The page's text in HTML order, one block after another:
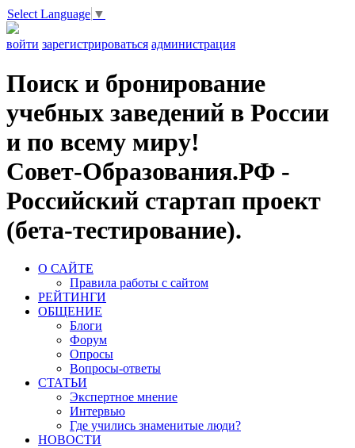
Select Language ▼
войти зарегистрироваться администрация
Поиск и бронирование
учебных заведений в России
и по всему миру!
Совет-Образования.РФ -
Российский стартап проект
(бета-тестирование).
О САЙТЕ
Правила работы с сайтом
РЕЙТИНГИ
ОБЩЕНИЕ
Блоги
Форум
Опросы
Вопросы-ответы
СТАТЬИ
Экспертное мнение
Интервью
Где учились знаменитые люди?
НОВОСТИ